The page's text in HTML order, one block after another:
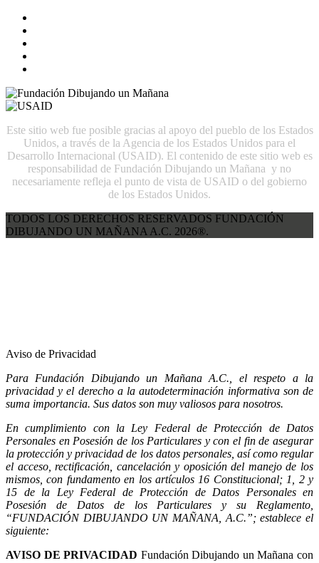
Este sitio web fue posible gracias al apoyo del pueblo de los Estados
Unidos, a través de la Agencia de los Estados Unidos para el
Desarrollo Internacional (USAID). El contenido de este sitio web es
responsabilidad de Fundación Dibujando un Mañana y no
necesariamente refleja el punto de vista de USAID o del gobierno
de los Estados Unidos.
TODOS LOS DERECHOS RESERVADOS FUNDACIÓN
DIBUJANDO UN MAÑANA A.C. 2026®.
Aviso de Privacidad
Para Fundación Dibujando un Mañana A.C., el respeto a la
privacidad y el derecho a la autodeterminación informativa son de
suma importancia. Sus datos son muy valiosos para nosotros.
En cumplimiento con la Ley Federal de Protección de Datos
Personales en Posesión de los Particulares y con el fin de asegurar
la protección y privacidad de los datos personales, así como regular
el acceso, rectificación, cancelación y oposición del manejo de los
mismos, con fundamento en los artículos 16 Constitucional; 1, 2 y
15 de la Ley Federal de Protección de Datos Personales en
Posesión de Datos de los Particulares y su Reglamento,
“FUNDACIÓN DIBUJANDO UN MAÑANA, A.C.”; establece el
siguiente:
AVISO DE PRIVACIDAD Fundación Dibujando un Mañana con